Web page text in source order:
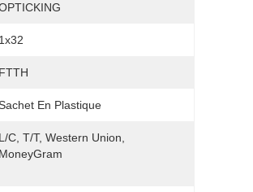
1x32
FTTH
En Plastique
L/C, T/T, Western Union,
MoneyGram